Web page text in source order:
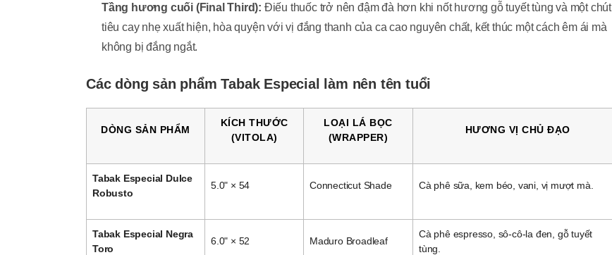
Tầng hương cuối (Final Third): Điếu thuốc trở nên đậm đà hơn khi nốt hương gỗ tuyết tùng và một chút
tiêu cay nhẹ xuất hiện, hòa quyện với vị đắng thanh của ca cao nguyên chất, kết thúc một cách êm ái mà
không bị đắng ngắt.
Các dòng sản phẩm Tabak Especial làm nên tên tuổi
DÒNG SẢN PHẨM
KÍCH THƯỚC
(VITOLA)
LOẠI LÁ BỌC
(WRAPPER)
HƯƠNG VỊ CHỦ ĐẠO
Tabak Especial Dulce
Robusto
5.0" × 54 Connecticut Shade Cà phê sữa, kem béo, vani, vị mượt mà.
Tabak Especial Negra
Toro
6.0" × 52 Maduro Broadleaf
Cà phê espresso, sô-cô-la đen, gỗ tuyết
tùng.